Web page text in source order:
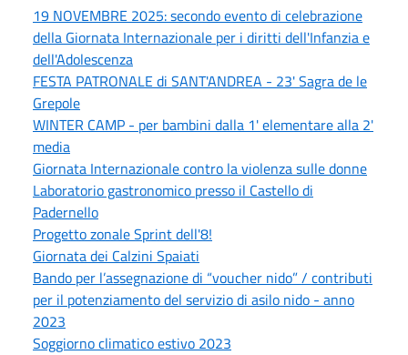
19 NOVEMBRE 2025: secondo evento di celebrazione
della Giornata Internazionale per i diritti dell'Infanzia e
dell'Adolescenza
FESTA PATRONALE di SANT'ANDREA - 23' Sagra de le
Grepole
WINTER CAMP - per bambini dalla 1' elementare alla 2'
media
Giornata Internazionale contro la violenza sulle donne
Laboratorio gastronomico presso il Castello di
Padernello
Progetto zonale Sprint dell'8!
Giornata dei Calzini Spaiati
Bando per l’assegnazione di “voucher nido” / contributi
per il potenziamento del servizio di asilo nido - anno
2023
Soggiorno climatico estivo 2023